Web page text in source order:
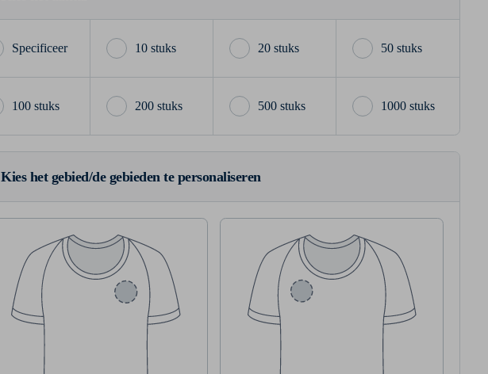
10 stuks 20 stuks 50 stuks
100 stuks 200 stuks 500 stuks 1000 stuks
Kies het gebied/de gebieden te personaliseren